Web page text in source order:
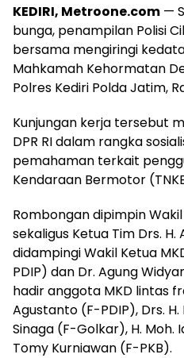
KEDIRI, Metroone.com —
bunga, penampilan Polisi
bersama mengiringi
Mahkamah Kehormatan
Polres Kediri Polda Jatim,
Kunjungan kerja tersebut
DPR RI dalam rangka
pemahaman terkait
Kendaraan Bermotor
Rombongan dipimpin Wakil
sekaligus Ketua Tim Drs.
didampingi Wakil Ketua
PDIP) dan Dr. Agung
hadir anggota MKD lintas
Agustanto (F-PDIP), Drs.
Sinaga (F-Golkar), H. Moh.
Tomy Kurniawan (F-PKB).